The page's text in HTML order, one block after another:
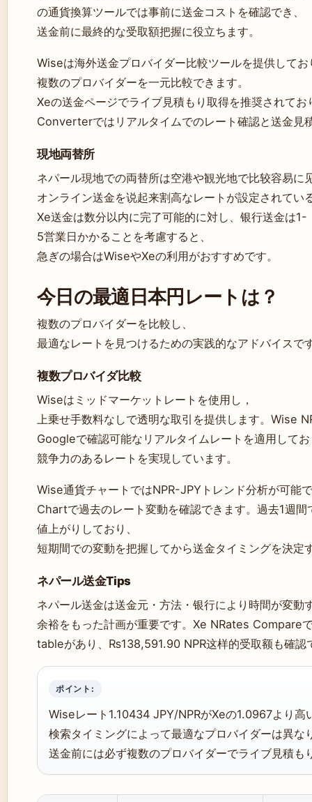
の通貨換算ツールでは事前に送金コストを確認でき、
送金前に最終的な受取額把握に役立ちます。
Wiseは海外送金プロバイダー比較ツールを提供してお
複数のプロバイダーを一元比較できます。
Xeの送金ページでライブ見積もり取得を推奨されて
Converterではリアルタイムでのレート確認と送金見
現地両替所
ネパール現地での両替所は空港や観光地で比较容易に
オンライン送金を说起来割高なレートが設定されてい
Xe送金は数分以内に完了可能的に対し、银行送金は1-
5営業日かかることを考慮すると、
急ぎの場合はWiseやXeの利用がおすすめです。
今日の最適日本円レートは？
複数のプロバイダーを比較し、
最適なレートを見つけるための実践的なアドバイスで
複数プロバイダ比較
Wiseはミッドマーケットレートを使用し，
上乗せ手数料なしで透明な取引を提供します。Wise
Googleで確認可能なリアルタイムレートを適用して
競争力のあるレートを実現しています。
Wise通貨チャートではNPR-JPYトレンド分析が可能
Chartで過去のレート変動を確認できます。過去1週
値上がりしており、
短期間での変動を把握してから送金タイミングを決定
ネパール送金Tips
ネパール送金は送金元・方法・银行により時間が変動
余裕をもった計画が重要です。Xe NRates Compare
tableがあり、₨138,591.90 NPR这样的受取额も確認
ポイント:
Wiseレート1.10434 JPY/NPRがXeの1.0967より高
検索タイミングによって最適なプロバイダーは異な
送金前には必ず複数のプロバイダーでライブ見積も